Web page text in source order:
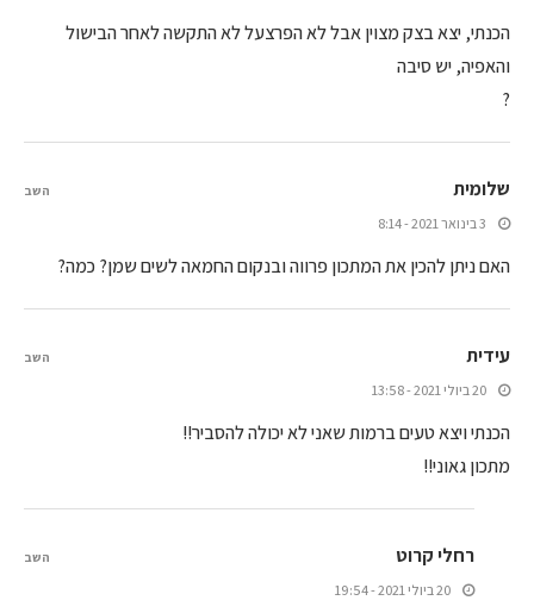
הכנתי, יצא בצק מצוין אבל לא הפרצעל לא התקשה לאחר הבישול
והאפיה, יש סיבה
?
שלומית
3 בינואר 2021 - 8:14
האם ניתן להכין את המתכון פרווה ובנקום החמאה לשים שמן? כמה?
השב
עידית
20 ביולי 2021 - 13:58
הכנתי ויצא טעים ברמות שאני לא יכולה להסביר!!
מתכון גאוני!!
השב
רחלי קרוט
20 ביולי 2021 - 19:54
השב